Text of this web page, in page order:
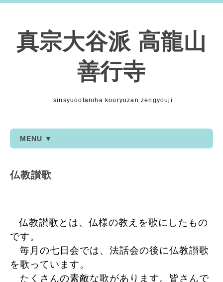
真宗大谷派 高龍山
善行寺
sinsyuootaniha kouryuzan zengyouji
MENU ▼
仏教讃歌
仏教讃歌とは、仏様の教えを歌にしたもの
です。
毎月の七日会では、法話会の後に仏教讃歌
を歌っています。
たくさんの素敵な歌があります。皆さんで